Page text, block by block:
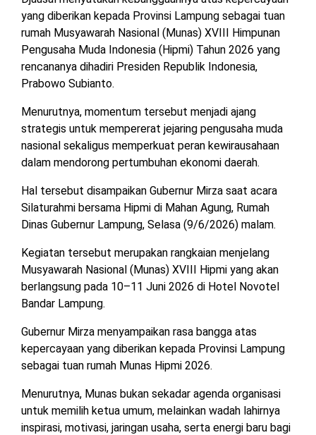
MESUJI
PESISIR
BAWANG
TULANG
BAWANG
WAYKANAN
DPRD
LAMTIM
DPRD
UTARA
DPRD
DPRD
PESISIR
DPRD
TULANG
BAWANG
TULANG
BARAT
DPRD
WAYKANAN
yang diberikan kepada Provinsi Lampung sebagai tuan
rumah Musyawarah Nasional (Munas) XVIII Himpunan
Pengusaha Muda Indonesia (Hipmi) Tahun 2026 yang
rencananya dihadiri Presiden Republik Indonesia,
Prabowo Subianto.
Menurutnya, momentum tersebut menjadi ajang
strategis untuk mempererat jejaring pengusaha muda
nasional sekaligus memperkuat peran kewirausahaan
dalam mendorong pertumbuhan ekonomi daerah.
Hal tersebut disampaikan Gubernur Mirza saat acara
Silaturahmi bersama Hipmi di Mahan Agung, Rumah
Dinas Gubernur Lampung, Selasa (9/6/2026) malam.
Kegiatan tersebut merupakan rangkaian menjelang
Musyawarah Nasional (Munas) XVIII Hipmi yang akan
berlangsung pada 10–11 Juni 2026 di Hotel Novotel
Bandar Lampung.
Gubernur Mirza menyampaikan rasa bangga atas
kepercayaan yang diberikan kepada Provinsi Lampung
sebagai tuan rumah Munas Hipmi 2026.
Menurutnya, Munas bukan sekadar agenda organisasi
untuk memilih ketua umum, melainkan wadah lahirnya
inspirasi, motivasi, jaringan usaha, serta energi baru bagi